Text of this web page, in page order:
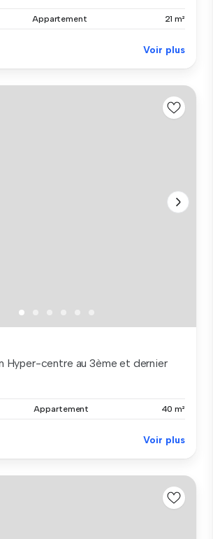
Appartement 21 m²
Voir plus
Hyper-centre au 3ème et dernier
Appartement 40 m²
Voir plus